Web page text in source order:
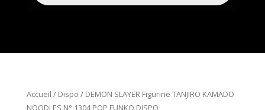
Accueil / Dispo / DEMON SLAYER Figurine TANJIRO KAMADO
NOODLES N° 1304 POP FUNKO DISPO